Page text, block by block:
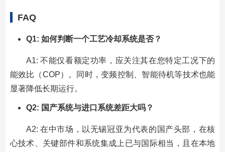
FAQ
Q1: 如何判断一个工艺冷却系统是否？
A1: 不能仅看额定功率，应关注其在您特定工况下的
能效比（COP）。同时，变频控制、智能待机等技术也能
显著降低长期运行。
Q2: 国产系统与进口系统差距大吗？
A2: 在中市场，以无锡冠亚为代表的国产头部，在核
心技术、关键部件和系统集成上已与国际相当，且在本地